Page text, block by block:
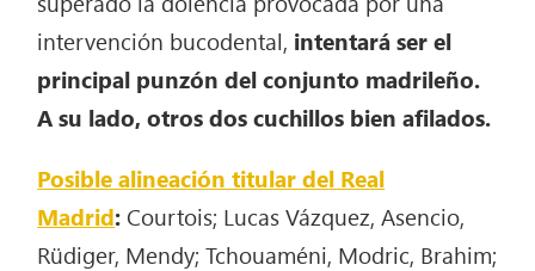
intervención bucodental, intentará ser el
principal punzón del conjunto madrileño.
A su lado, otros dos cuchillos bien afilados.
Posible alineación titular del Real
Madrid: Courtois; Lucas Vázquez, Asencio,
Rüdiger, Mendy; Tchouaméni, Modric, Brahim;